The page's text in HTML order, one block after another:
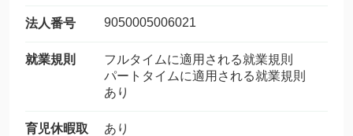
法人番号 9050005006021
就業規則
フルタイムに適用される就業規則
パートタイムに適用される就業規則
あり
育児休暇取
あり